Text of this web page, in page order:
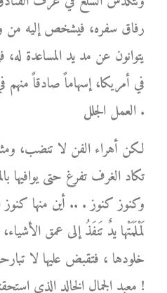
رفاق سفره، فيشخص إليه من
يتوانون عن مد يد المساعدة له،
في أمريكا، إسهاماً صادقاً
العمل الجلل .
لكن أهراء الفن لا تنضب،
تكاد الغرف تفرغ حتى
وكنوز كنوز . .. أين منها كنوز
لَمْلَمَتْها يدٌ تَنفَذُ إلى عمق
خلودها ، فتقبض عليها لا
معبد الجمال الخالد الذي استحقته عن جدارة !